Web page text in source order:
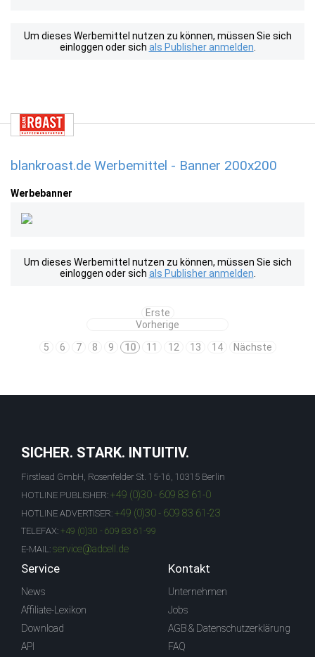
Um dieses Werbemittel nutzen zu können, müssen Sie sich
einloggen oder sich als Publisher anmelden
blankroast.de Werbemittel - Banner 200x200
Werbebanner
Um dieses Werbemittel nutzen zu können, müssen Sie sich
einloggen oder sich als Publisher anmelden
Erste
Vorherige
5
6 7 8 9 10 11 12 13 14 Nächste
SICHER. STARK. INTUITIV.
Firstlead GmbH, Rosenfelder St. 15-16, 10315 Berlin
HOTLINE PUBLISHER: +49 (0)30 - 609 83 61-0
HOTLINE ADVERTISER: +49 (0)30 - 609 83 61-23
TELEFAX: +49 (0)30 - 609 83 61-99
E-MAIL: service@adcell.de
Service
News
Affiliate-Lexikon
Download
API
Kontakt
Unternehmen
Jobs
AGB & Datenschutzerklärung
FAQ